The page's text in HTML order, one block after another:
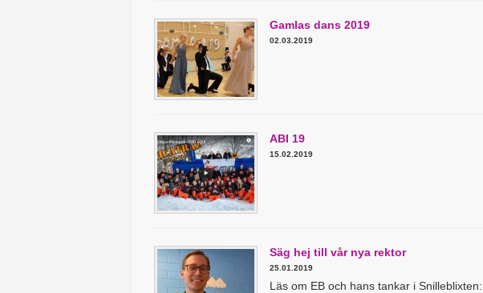
Gamlas dans 2019
02.03.2019
ABI 19
15.02.2019
Säg hej till vår nya rektor
25.01.2019
Läs om EB och hans tankar i Snilleblixten: